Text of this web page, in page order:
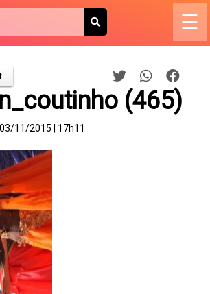
☰
(465)
03/11/2015 | 17h11